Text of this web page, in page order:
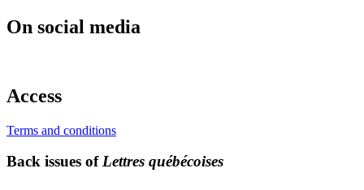
On social media
Access
Terms and conditions
Back issues ofLettres québécoises